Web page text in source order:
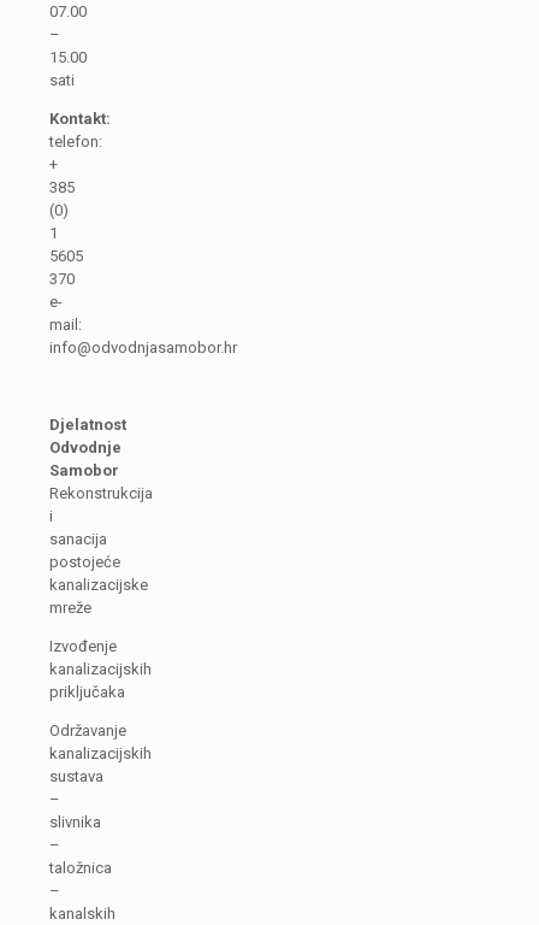
07.00
–
15.00
sati
Kontakt:
telefon:
+
385
(0)
1
5605
370
e-
mail:
info@odvodnjasamobor.hr
Djelatnost
Odvodnje
Samobor
Rekonstrukcija
i
sanacija
postojeće
kanalizacijske
mreže
Izvođenje
kanalizacijskih
priključaka
Održavanje
kanalizacijskih
sustava
–
slivnika
–
taložnica
–
kanalskih